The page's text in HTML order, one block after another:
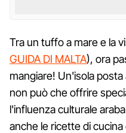
Tra un tuffo a mare e la
GUIDA DI MALTA), ora
mangiare! Un'isola
non può che offrire
l'influenza culturale
anche le ricette di